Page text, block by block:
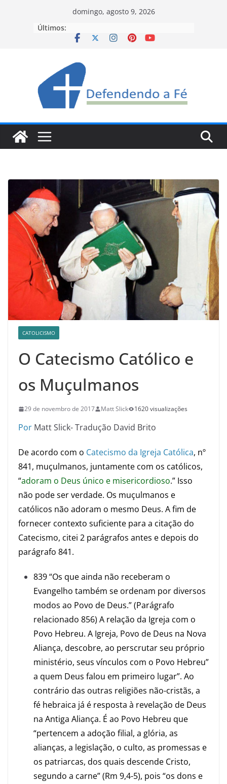
domingo, agosto 9, 2026
Últimos:
CATOLICISMO
O Catecismo Católico e
os Muçulmanos
29 de novembro de 2017 Matt Slick 1620 visualizações
Por Matt Slick- Tradução David Brito
De acordo com o Catecismo da Igreja Católica, nº
841, muçulmanos, juntamente com os católicos,
“adoram o Deus único e misericordioso.” Isso
não pode ser verdade. Os muçulmanos e
católicos não adoram o mesmo Deus. A fim de
fornecer contexto suficiente para a citação do
Catecismo, citei 2 parágrafos antes e depois do
parágrafo 841.
839 “Os que ainda não receberam o
Evangelho também se ordenam por diversos
modos ao Povo de Deus.” (Parágrafo
relacionado 856) A relação da Igreja com o
Povo Hebreu. A Igreja, Povo de Deus na Nova
Aliança, descobre, ao perscrutar seu próprio
ministério, seus vínculos com o Povo Hebreu”
a quem Deus falou em primeiro lugar”. Ao
contrário das outras religiões não-cristãs, a
fé hebraica já é resposta à revelação de Deus
na Antiga Aliança. É ao Povo Hebreu que
“pertencem a adoção filial, a glória, as
alianças, a legislação, o culto, as promessas e
os patriarcas, dos quais descende Cristo,
segundo a carne” (Rm 9,4-5), pois “os dons e